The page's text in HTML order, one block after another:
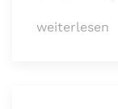
weiterlesen